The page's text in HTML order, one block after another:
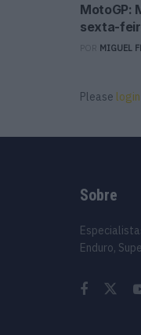
MotoGP:
sexta-
MIGUEL
Please login
Sobre
Enduro,